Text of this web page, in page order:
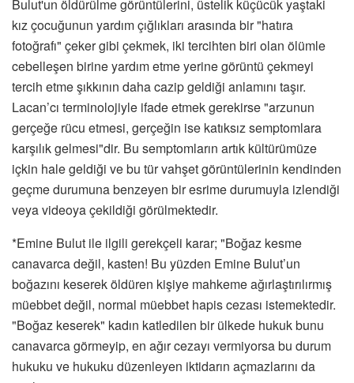
Bulut'un öldürülme görüntülerini, üstelik küçücük yaştaki
kız çocuğunun yardım çığlıkları arasında bir "hatıra
fotoğrafı" çeker gibi çekmek, iki tercihten biri olan ölümle
cebelleşen birine yardım etme yerine görüntü çekmeyi
tercih etme şıkkının daha cazip geldiği anlamını taşır.
Lacan’cı terminolojiyle ifade etmek gerekirse "arzunun
gerçeğe rücu etmesi, gerçeğin ise katıksız semptomlara
karşılık gelmesi"dir. Bu semptomların artık kültürümüze
içkin hale geldiği ve bu tür vahşet görüntülerinin kendinden
geçme durumuna benzeyen bir esrime durumuyla izlendiği
veya videoya çekildiği görülmektedir.
*Emine Bulut ile ilgili gerekçeli karar; "Boğaz kesme
canavarca değil, kasten! Bu yüzden Emine Bulut’un
boğazını keserek öldüren kişiye mahkeme ağırlaştırılırmış
müebbet değil, normal müebbet hapis cezası istemektedir.
"Boğaz keserek" kadın katledilen bir ülkede hukuk bunu
canavarca görmeyip, en ağır cezayı vermiyorsa bu durum
hukuku ve hukuku düzenleyen iktidarın açmazlarını da